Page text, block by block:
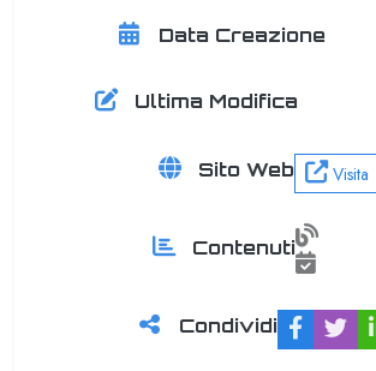
Data Creazione
Ultima Modifica
Sito Web Visita
Contenuti
0 articoli
8 eventi
Condividi